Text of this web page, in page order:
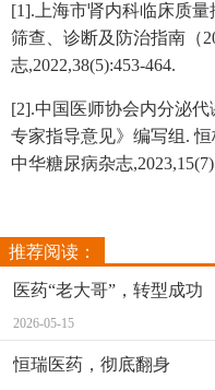
[1].上海市肾内科临床质
筛查、诊断及防治指南（
志,2022,38(5):453-464.
[2].中国医师协会内分泌
专家指导意见》编写组.
中华糖尿病杂志
推荐阅读：
医药“老大哥”，转型成功
2026-05-15
恒瑞医药，彻底翻身